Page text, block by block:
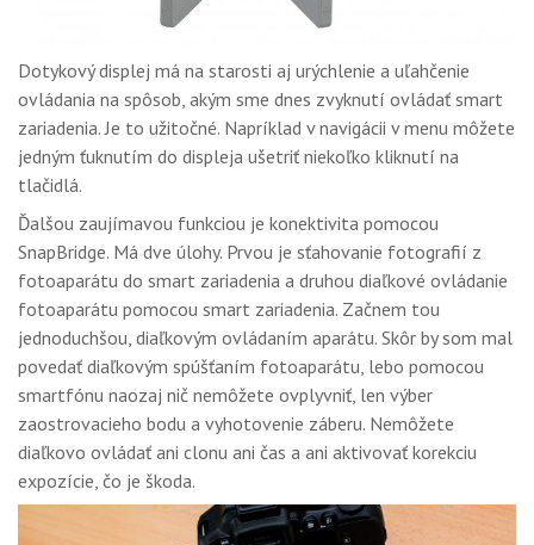
Dotykový displej má na starosti aj urýchlenie a uľahčenie
ovládania na spôsob, akým sme dnes zvyknutí ovládať smart
zariadenia. Je to užitočné. Napríklad v navigácii v menu môžete
jedným ťuknutím do displeja ušetriť niekoľko kliknutí na
tlačidlá.
Ďalšou zaujímavou funkciou je konektivita pomocou
SnapBridge. Má dve úlohy. Prvou je sťahovanie fotografií z
fotoaparátu do smart zariadenia a druhou diaľkové ovládanie
fotoaparátu pomocou smart zariadenia. Začnem tou
jednoduchšou, diaľkovým ovládaním aparátu. Skôr by som mal
povedať diaľkovým spúšťaním fotoaparátu, lebo pomocou
smartfónu naozaj nič nemôžete ovplyvniť, len výber
zaostrovacieho bodu a vyhotovenie záberu. Nemôžete
diaľkovo ovládať ani clonu ani čas a ani aktivovať korekciu
expozície, čo je škoda.